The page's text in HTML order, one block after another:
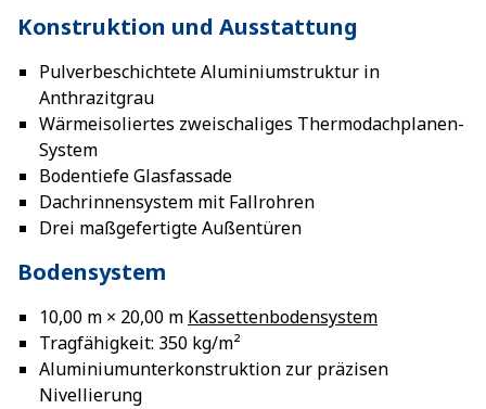
Konstruktion und Ausstattung
Pulverbeschichtete Aluminiumstruktur in
Anthrazitgrau
Wärmeisoliertes zweischaliges Thermodachplanen-
System
Bodentiefe Glasfassade
Dachrinnensystem mit Fallrohren
Drei maßgefertigte Außentüren
Bodensystem
10,00 m × 20,00 m Kassettenbodensystem
Tragfähigkeit: 350 kg/m²
Aluminiumunterkonstruktion zur präzisen
Nivellierung